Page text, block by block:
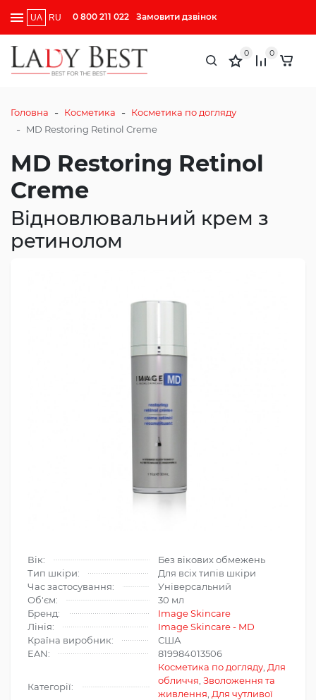
UA RU 0 800 211 022 Замовити дзвінок
0 0
Головна - Косметика - Косметика по догляду
- MD Restoring Retinol Creme
MD Restoring Retinol
Creme
Відновлювальний крем з
ретинолом
Вік:
Без вікових обмежень
Тип шкіри:
Для всіх типів шкіри
Час застосування:
Універсальний
Об'єм:
30 мл
Бренд:
Image Skincare
Лінія:
Image Skincare - MD
Країна виробник:
США
EAN:
819984013506
Категорії:
Косметика по догляду Для
обличчя Зволоження та
живлення Для чутливої